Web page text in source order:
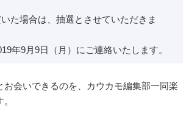
た場合は、抽選とさせていただきま
年9月9日（月）にご連絡いたします。
お会いできるのを、カウカモ編集部一同楽